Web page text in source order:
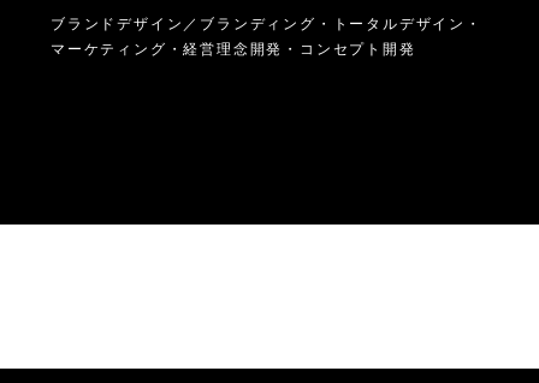
ブランドデザイン／ブランディング・トータルデザイン・
マーケティング・経営理念開発・コンセプト開発